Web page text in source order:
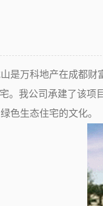
万科地产在成都财富
。我公司承建了该项
色生态住宅的文化。